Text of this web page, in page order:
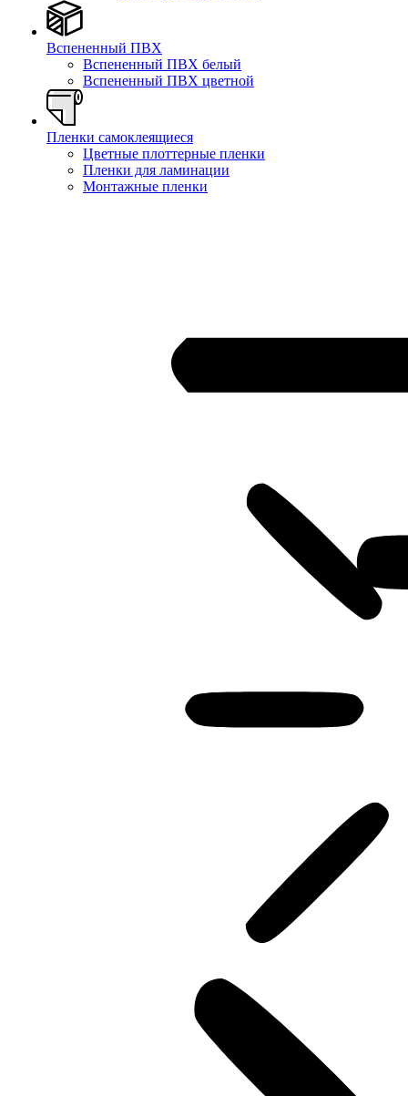
Вспененный ПВХ
Вспененный ПВХ белый
Вспененный ПВХ цветной
Пленки самоклеящиеся
Цветные плоттерные пленки
Пленки для ламинации
Монтажные пленки